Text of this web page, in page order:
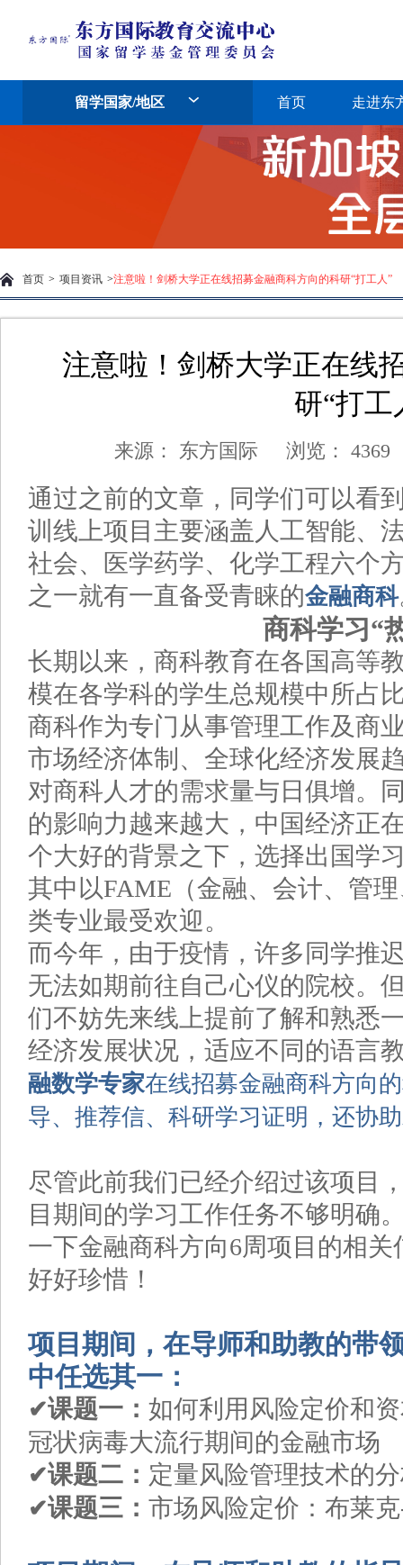
留学国家/地区 首页 走进东
首页 > 项目资讯 >注意啦！剑桥大学正在线招募金融商科方向的科研“打工人”
注意啦！剑桥大学正在线
研“打工
来源： 东方国际 浏览： 4369
通过之前的文章，同学们可以看
训线上项目主要涵盖人工智能、
社会、医学药学、化学工程六个
之一就有一直备受青睐的金融商科
商科学习“
长期以来，商科教育在各国高等
模在各学科的学生总规模中所占
商科作为专门从事管理工作及商
市场经济体制、全球化经济发展
对商科人才的需求量与日俱增。
的影响力越来越大，中国经济正
个大好的背景之下，选择出国学
其中以FAME（金融、会计、管
类专业最受欢迎。
而今年，由于疫情，许多同学推
无法如期前往自己心仪的院校。
们不妨先来线上提前了解和熟悉
经济发展状况，适应不同的语言
融数学专家在线招募金融商科方向
导、推荐信、科研学习证明，还协
尽管此前我们已经介绍过该项目
目期间的学习工作任务不够明确
一下金融商科方向6周项目的相
好好珍惜！
项目期间，在导师和助教的带
中任选其一：
✔课题一： 如何利用风险定价和
冠状病毒大流行期间的金融市场
✔课题二 ： 定量风险管理技术的
✔课题三： 市场风险定价：布莱